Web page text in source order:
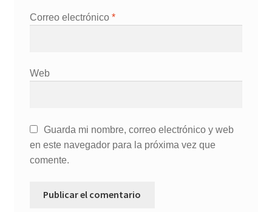
Correo electrónico *
Web
Guarda mi nombre, correo electrónico y web
en este navegador para la próxima vez que
comente.